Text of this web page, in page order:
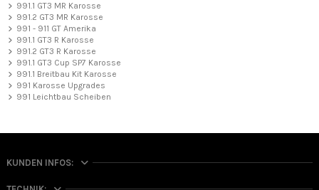
991.1 GT3 MR Karosse
991.2 GT3 MR Karosse
991 - 911 GT Amerika
991.1 GT3 R Karosse
991.2 GT3 R Karosse
991.1 GT3 Cup SP7 Karosse
991.1 Breitbau Kit Karosse
991 Karosse Upgrades
991 Leichtbau Scheiben
KUNDEN INFOS: